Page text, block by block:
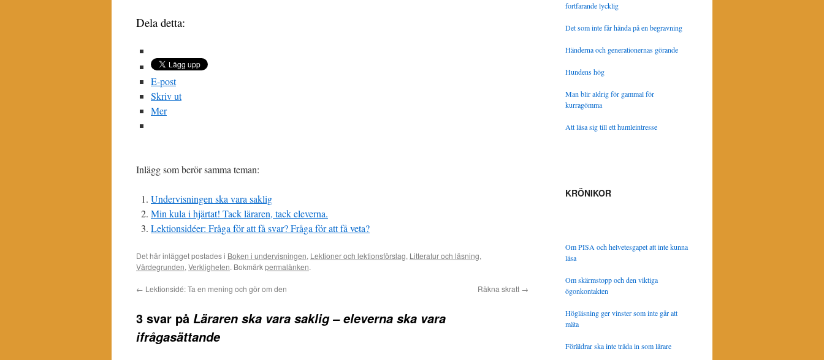
Dela detta:
E-post
Skriv ut
Mer
Inlägg som berör samma teman:
Undervisningen ska vara saklig
Min kula i hjärtat! Tack läraren, tack eleverna.
Lektionsidéer: Fråga för att få svar? Fråga för att få veta?
Det här inlägget postades i Boken i undervisningen, Lektioner och lektionsförslag, Litteratur och läsning,
Värdegrunden, Verkligheten. Bokmärkpermalänken.
← Lektionsidé: Ta en mening och gör om den Räkna skratt →
3 svar på Läraren ska vara saklig – eleverna ska vara
ifrågasättande
fortfarande lycklig
Det som inte får hända på en begravning
Händerna och generationernas görande
Hundens hög
Man blir aldrig för gammal för
kurragömma
Att läsa sig till ett humleintresse
KRÖNIKOR
Om PISA och helvetesgapet att inte kunna
läsa
Om skärmstopp och den viktiga
ögonkontakten
Högläsning ger vinster som inte går att
mäta
Föräldrar ska inte träda in som lärare